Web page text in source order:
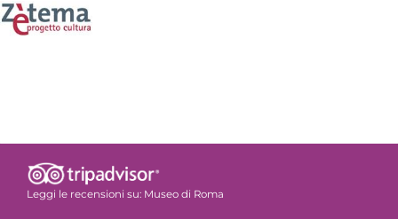
Leggi le recensioni su: Museo di Roma